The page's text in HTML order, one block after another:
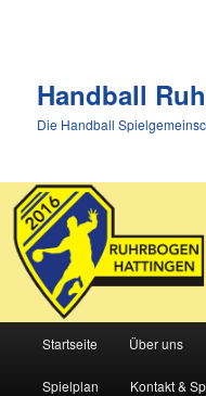
Handball
Die Handball
Startseite Über uns
Spielplan Kontakt &